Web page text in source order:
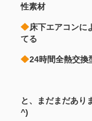
性素材
床下エアコンに
てる
24時間全熱交換
と、まだまだあり
^)